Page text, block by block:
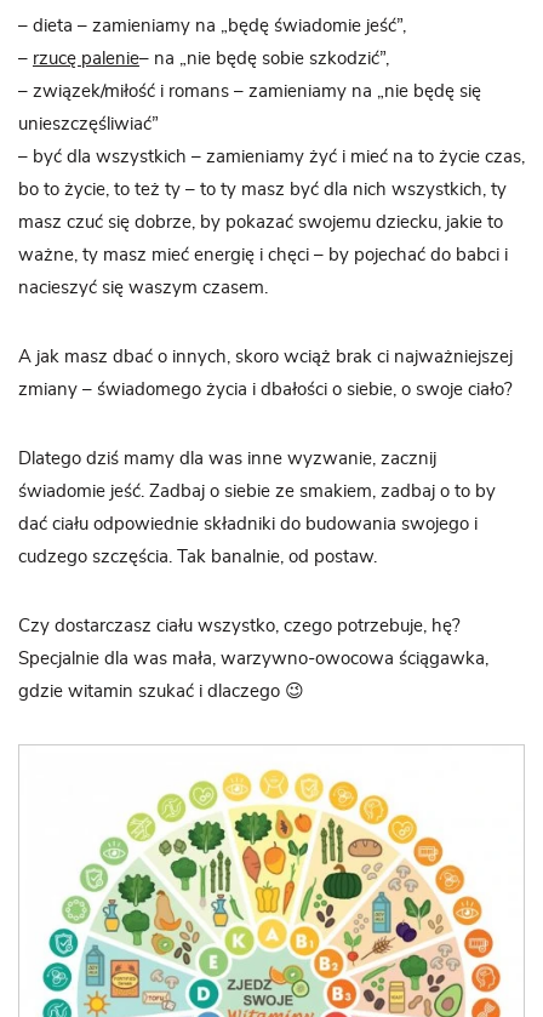
– dieta – zamieniamy na „będę świadomie jeść”,
– rzucę palenie– na „nie będę sobie szkodzić”,
– związek/miłość i romans – zamieniamy na „nie będę się
unieszczęśliwiać”
– być dla wszystkich – zamieniamy żyć i mieć na to życie czas,
bo to życie, to też ty – to ty masz być dla nich wszystkich, ty
masz czuć się dobrze, by pokazać swojemu dziecku, jakie to
ważne, ty masz mieć energię i chęci – by pojechać do babci i
nacieszyć się waszym czasem.
A jak masz dbać o innych, skoro wciąż brak ci najważniejszej
zmiany – świadomego życia i dbałości o siebie, o swoje ciało?
Dlatego dziś mamy dla was inne wyzwanie, zacznij
świadomie jeść. Zadbaj o siebie ze smakiem, zadbaj o to by
dać ciału odpowiednie składniki do budowania swojego i
cudzego szczęścia. Tak banalnie, od postaw.
Czy dostarczasz ciału wszystko, czego potrzebuje, hę?
Specjalnie dla was mała, warzywno-owocowa ściągawka,
gdzie witamin szukać i dlaczego 😉